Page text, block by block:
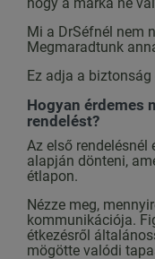
Mi a DrSéfnél nem
Megmaradtunk
Ez adja a
Hogyan érdemes
rendelést?
Az első
alapján dönteni,
étlapon.
Nézze meg,
kommunikációja.
étkezésről
mögötte valódi